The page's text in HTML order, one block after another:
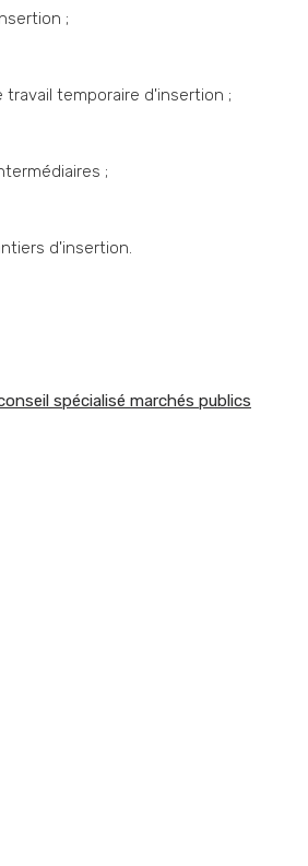
;
travail temporaire d'insertion ;
;
d'insertion.
spécialisé marchés publics